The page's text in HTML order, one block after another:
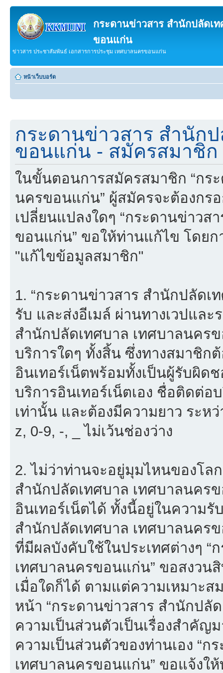
กระดานข่าวสาร สำนักปลัดเ
ขอนแก่น
ข่าวสาร ประชาสัมพันธ์ เอกสารการประชุม เทศบาลนครขอนแก่น
หน้าเว็บบอร์ด
กระดานข่าวสาร สำนัก
ขอนแก่น - สมัครสมาชิก
ในขั้นตอนการสมัครสมาชิก “กร
นครขอนแก่น” ผู้สมัครจะต้องกร
เปลี่ยนแปลงใดๆ “กระดานข่าว
ขอนแก่น” ขอให้ท่านแก้ไข โดย
"แก้ไขข้อมูลสมาชิก"
1. “กระดานข่าวสาร สำนักปลัด
รับ และส่งอีเมล์ ผ่านทางเวปแล
สำนักปลัดเทศบาล เทศบาลนคร
บริการใดๆ ทั้งสิ้น ซึ่งทางสมาชิก
อินเทอร์เน็ตพร้อมทั้งเป็นผู้รับผิด
บริการอินเทอร์เน็ตเอง ชื่อติดต่อ
เท่านั้น และต้องมีความยาว ระห
z, 0-9, -, _ ไม่เว้นช่องว่าง
2. ไม่ว่าท่านจะอยู่มุมไหนของโล
สำนักปลัดเทศบาล เทศบาลนคร
อินเทอร์เน็ตได้ ทั้งนี้อยู่ในความ
สำนักปลัดเทศบาล เทศบาลนคร
ที่มีผลบังคับใช้ในประเทศต่างๆ
เทศบาลนครขอนแก่น” ขอสงวน
เมื่อใดก็ได้ ตามแต่ความเหมาะ
หน้า “กระดานข่าวสาร สำนักปลั
ความเป็นส่วนตัวเป็นเรื่องสำคัญ
ความเป็นส่วนตัวของท่านเอง “
เทศบาลนครขอนแก่น” ขอแจ้งใ